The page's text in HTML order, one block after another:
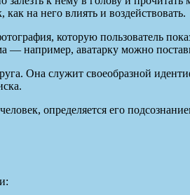
на него влиять и воздействовать.
которую пользователь
— например, аватарку можно
Она служит своеобразной
определяется его